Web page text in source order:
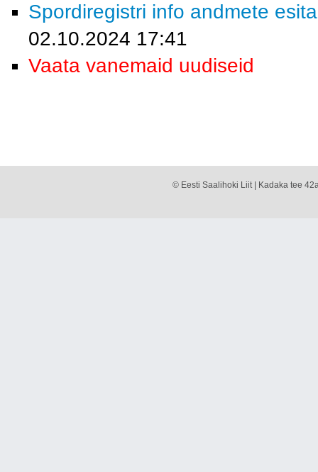
Spordiregistri info andmete
02.10.2024 17:41
Vaata vanemaid uudiseid
© Eesti Saalihoki Liit | Kadaka tee